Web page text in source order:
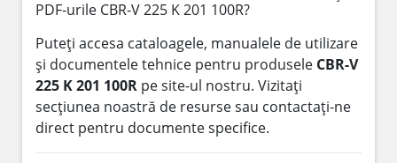
PDF-urile CBR-V 225 K 201 100R?
Puteți accesa cataloagele, manualele de utilizare
și documentele tehnice pentru produsele CBR-V
225 K 201 100R pe site-ul nostru. Vizitați
secțiunea noastră de resurse sau contactați-ne
direct pentru documente specifice.